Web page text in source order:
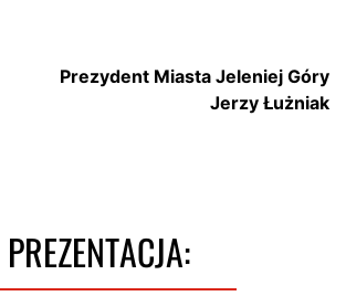
Prezydent Miasta Jeleniej Góry
Jerzy Łużniak
PREZENTACJA: